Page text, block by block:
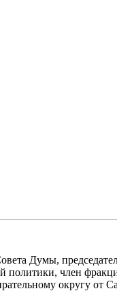
Думы,
политики, член
округу от